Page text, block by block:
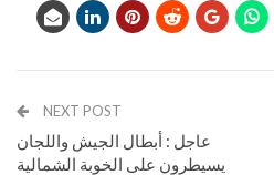
NEXT POST
عاجل : أبطال الجيش واللجان
يسيطرون على الخوبة الشمالية